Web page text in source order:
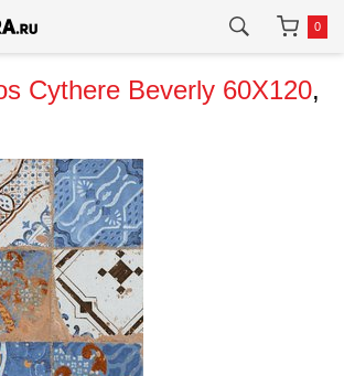
0
Cythere Beverly 60X120,